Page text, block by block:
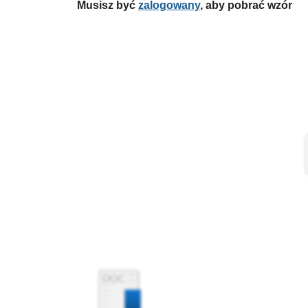
Musisz być zalogowany, aby pobrać wzór